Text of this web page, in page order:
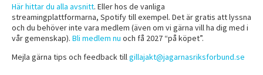
Här hittar du alla avsnitt. Eller hos de vanliga
streamingplattformarna, Spotify till exempel. Det är gratis att lyssna
och du behöver inte vara medlem (även om vi gärna vill ha dig med i
vår gemenskap). Bli medlem nu och få 2027 “på köpet”.
Mejla gärna tips och feedback tillgillajakt@jagarnasriksforbund.se